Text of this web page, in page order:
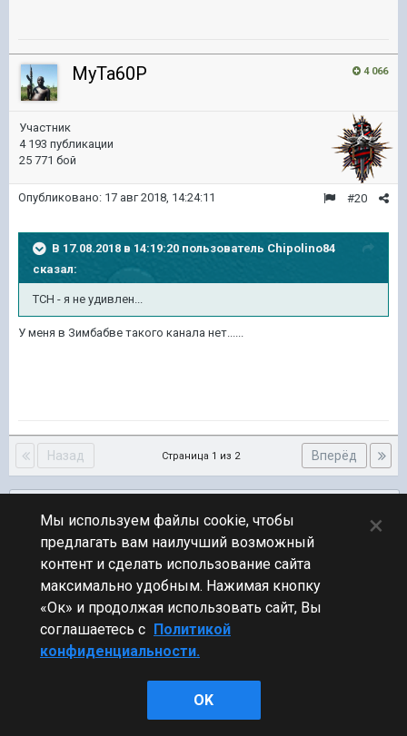
4 066
MyTa60P
Участник
4 193 публикации
25 771 бой
#20
Опубликовано: 17 авг 2018, 14:24:11
В 17.08.2018 в 14:19:20 пользователь Chipolino84
сказал:
ТСН - я не удивлен...
У меня в Зимбабве такого канала нет......
Назад Вперёд
Страница 1 из 2
ПЕРЕЙТИ К СПИСКУ ТЕМ
Флудилка
Стиль
Мы используем файлы cookie, чтобы
предлагать вам наилучший возможный
контент и сделать использование сайта
максимально удобным. Нажимая кнопку
«Ок» и продолжая использовать сайт, Вы
соглашаетесь с Политикой
конфиденциальности.
OK
×